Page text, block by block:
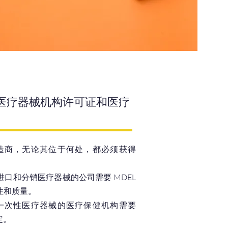
疗器械机构许可证和医疗
商，无论其位于何处，都必须获得
口和分销医疗器械的公司需要 MDEL
质量。
次性医疗器械的医疗保健机构需要